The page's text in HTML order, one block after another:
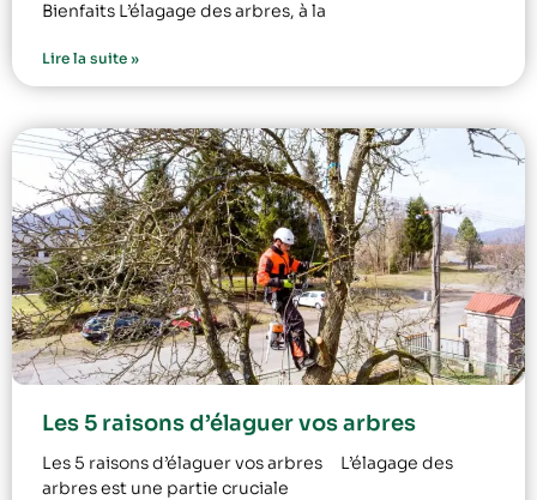
Bienfaits L’élagage des arbres, à la
Lire la suite »
Les 5 raisons d’élaguer vos arbres
Les 5 raisons d’élaguer vos arbres L’élagage des
arbres est une partie cruciale